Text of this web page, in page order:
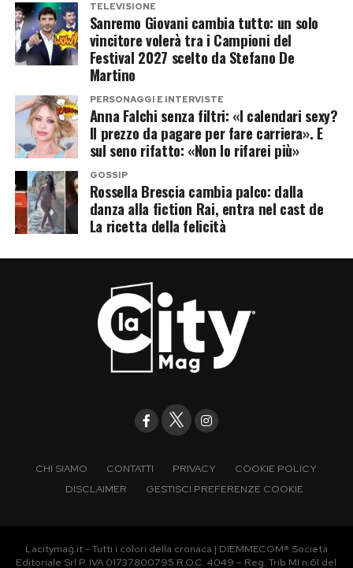
TELEVISIONE
Sanremo Giovani cambia tutto: un solo
vincitore volerà tra i Campioni del
Festival 2027 scelto da Stefano De
Martino
PERSONAGGI E INTERVISTE
Anna Falchi senza filtri: «I calendari sexy?
Il prezzo da pagare per fare carriera». E
sul seno rifatto: «Non lo rifarei più»
GOSSIP
Rossella Brescia cambia palco: dalla
danza alla fiction Rai, entra nel cast de
La ricetta della felicità
CHI SIAMO CONTATTI PRIVACY
COOKIE POLICY
DISCLAIMER
GESTISCI PREFERENZE COOKIE
Lacitymag.it - Tutti i colori della cronaca | DIEMMECOM® Società
Editoriale Srl P. IVA 01737800795 R.O.C. 4049 – Reg. Trib MI n.61 del